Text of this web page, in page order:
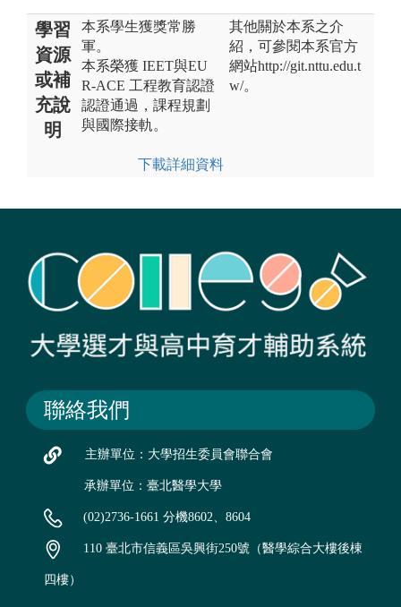
學習
資源
或補
充說
明
本系學生獲獎常勝
軍。
本系榮獲 IEET與EU
R‑ACE 工程教育認證
認證通過，課程規劃
與國際接軌。
下載詳細資料
其他關於本系之介
紹，可參閱本系官方
網站http://git.nttu.edu.t
w/。
聯絡我們
主辦單位：大學招生委員會聯合會
承辦單位：臺北醫學大學
(02)2736-1661 分機8602、8604
110 臺北市信義區吳興街250號（醫學綜合大樓後棟
四樓）